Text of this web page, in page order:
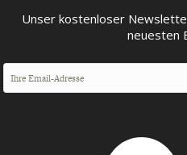
Unser kostenloser
neuesten